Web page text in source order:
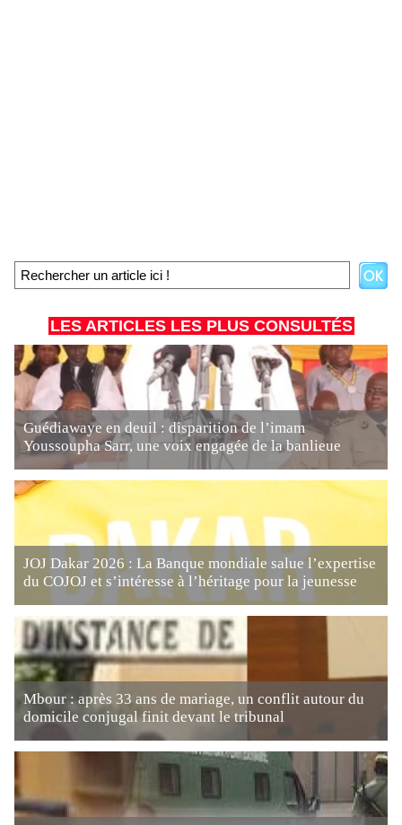
LES ARTICLES LES PLUS CONSULTÉS
Guédiawaye en deuil : disparition de l’imam
Youssoupha Sarr, une voix engagée de la banlieue
JOJ Dakar 2026 : La Banque mondiale salue l’expertise
du COJOJ et s’intéresse à l’héritage pour la jeunesse
Mbour : après 33 ans de mariage, un conflit autour du
domicile conjugal finit devant le tribunal